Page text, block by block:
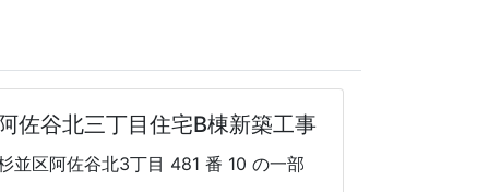
佐谷北三丁目住宅B棟新築工事
並区阿佐谷北3丁目 481 番 10 の一部